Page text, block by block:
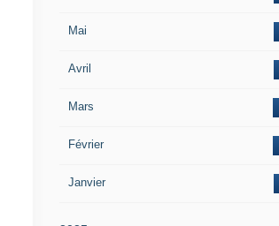
Mai
Avril
Mars
Février
Janvier